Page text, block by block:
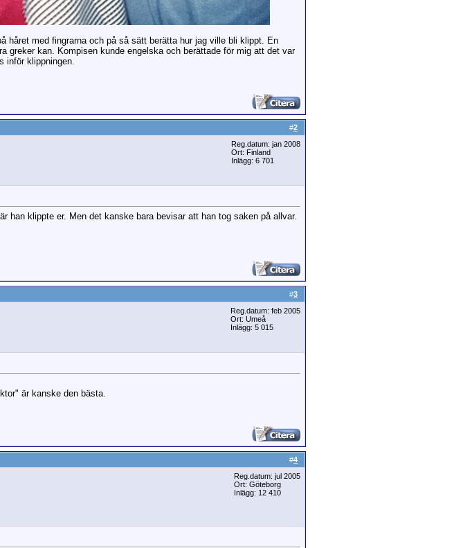
håret med fingrarna och på så sätt berätta hur jag ville bli klippt. En
greker kan. Kompisen kunde engelska och berättade för mig att det var
inför klippningen.
#2
Reg.datum: jan 2008
Ort: Finland
Inlägg: 6 701
klippte er. Men det kanske bara bevisar att han tog saken på allvar.
#3
Reg.datum: feb 2005
Ort: Umeå
Inlägg: 5 015
är kanske den bästa.
#4
Reg.datum: jul 2005
Ort: Göteborg
Inlägg: 12 410